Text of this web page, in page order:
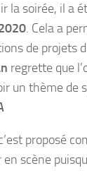
la soirée, il a
. Cela a
de projets
regrette que
un thème de
proposé
scène